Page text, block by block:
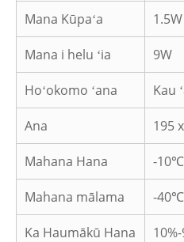
Mana Kūpaʻa 1.5W
Mana i helu ʻia 9W
Hoʻokomo ʻana Kau
Ana 195
Mahana Hana -
Mahana mālama -
Ka Haumākū Hana